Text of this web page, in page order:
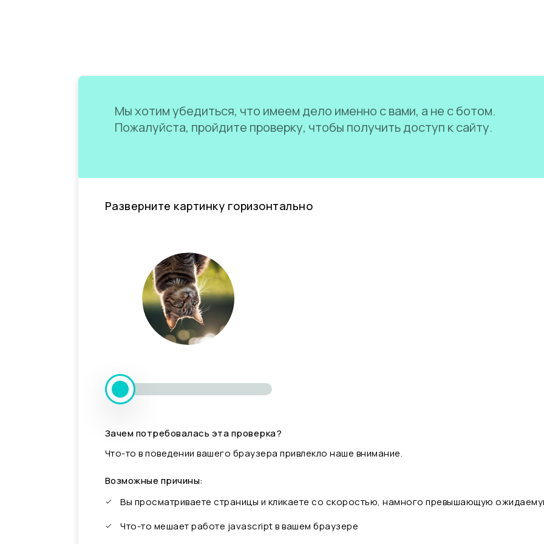
Мы хотим убедиться, что имеем дело именно с вами, а не с ботом.
Пожалуйста, пройдите проверку, чтобы получить доступ к сайту.
Разверните картинку горизонтально
Зачем потребовалась эта проверка?
Что-то в поведении вашего браузера привлекло наше внимание.
Возможные причины:
Вы просматриваете страницы и кликаете со скоростью, намного превышающую
Что-то мешает работе javascript в вашем браузере